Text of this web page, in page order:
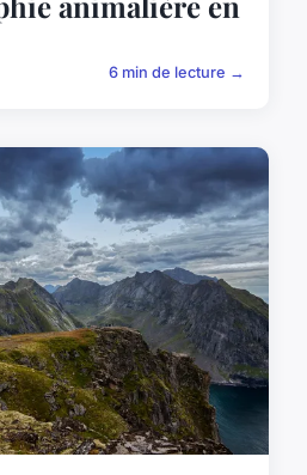
6 min de lecture →